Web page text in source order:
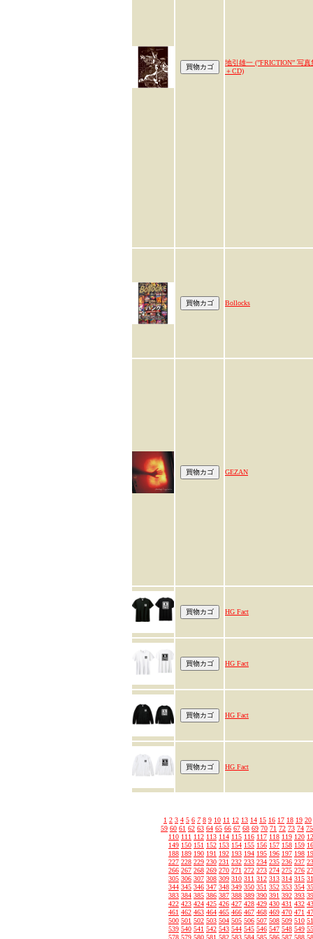
地引雄一 (”FRICTION” 写真
＋CD)
Bollocks
GEZAN
HG Fact
HG Fact
HG Fact
HG Fact
1 2 3 4 5 6 7 8 9 10 11 12 13 14 15 16 17 18 19 20
59 60 61 62 63 64 65 66 67 68 69 70 71 72 73 74 75
110 111 112 113 114 115 116 117 118 119 120
149 150 151 152 153 154 155 156 157 158 159
188 189 190 191 192 193 194 195 196 197 198
227 228 229 230 231 232 233 234 235 236 237
266 267 268 269 270 271 272 273 274 275 276
305 306 307 308 309 310 311 312 313 314 315
344 345 346 347 348 349 350 351 352 353 354
383 384 385 386 387 388 389 390 391 392 393
422 423 424 425 426 427 428 429 430 431 432
461 462 463 464 465 466 467 468 469 470 471
500 501 502 503 504 505 506 507 508 509 510
539 540 541 542 543 544 545 546 547 548 549
578 579 580 581 582 583 584 585 586 587 588